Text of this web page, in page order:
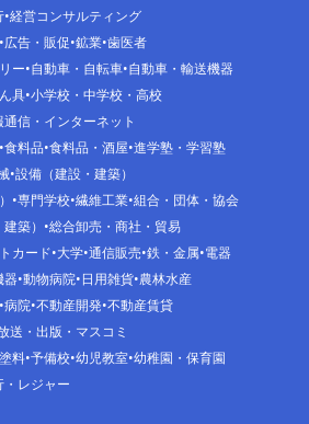
経営コンサルティング
広告・販促 鉱業 歯医者
ー 自動車・自転車 自動車・輸送機器
具 小学校・中学校・高校
通信・インターネット
食料品 食料品・酒屋 進学塾・学習塾
設備（建設・建築）
専門学校 繊維工業 組合・団体・協会
築）
総合卸売・商社・貿易
カード 大学 通信販売 鉄・金属 電器
器 動物病院 日用雑貨 農林水産
病院 不動産開発 不動産賃貸
送・出版・マスコミ
料 予備校 幼児教室 幼稚園・保育園
・レジャー